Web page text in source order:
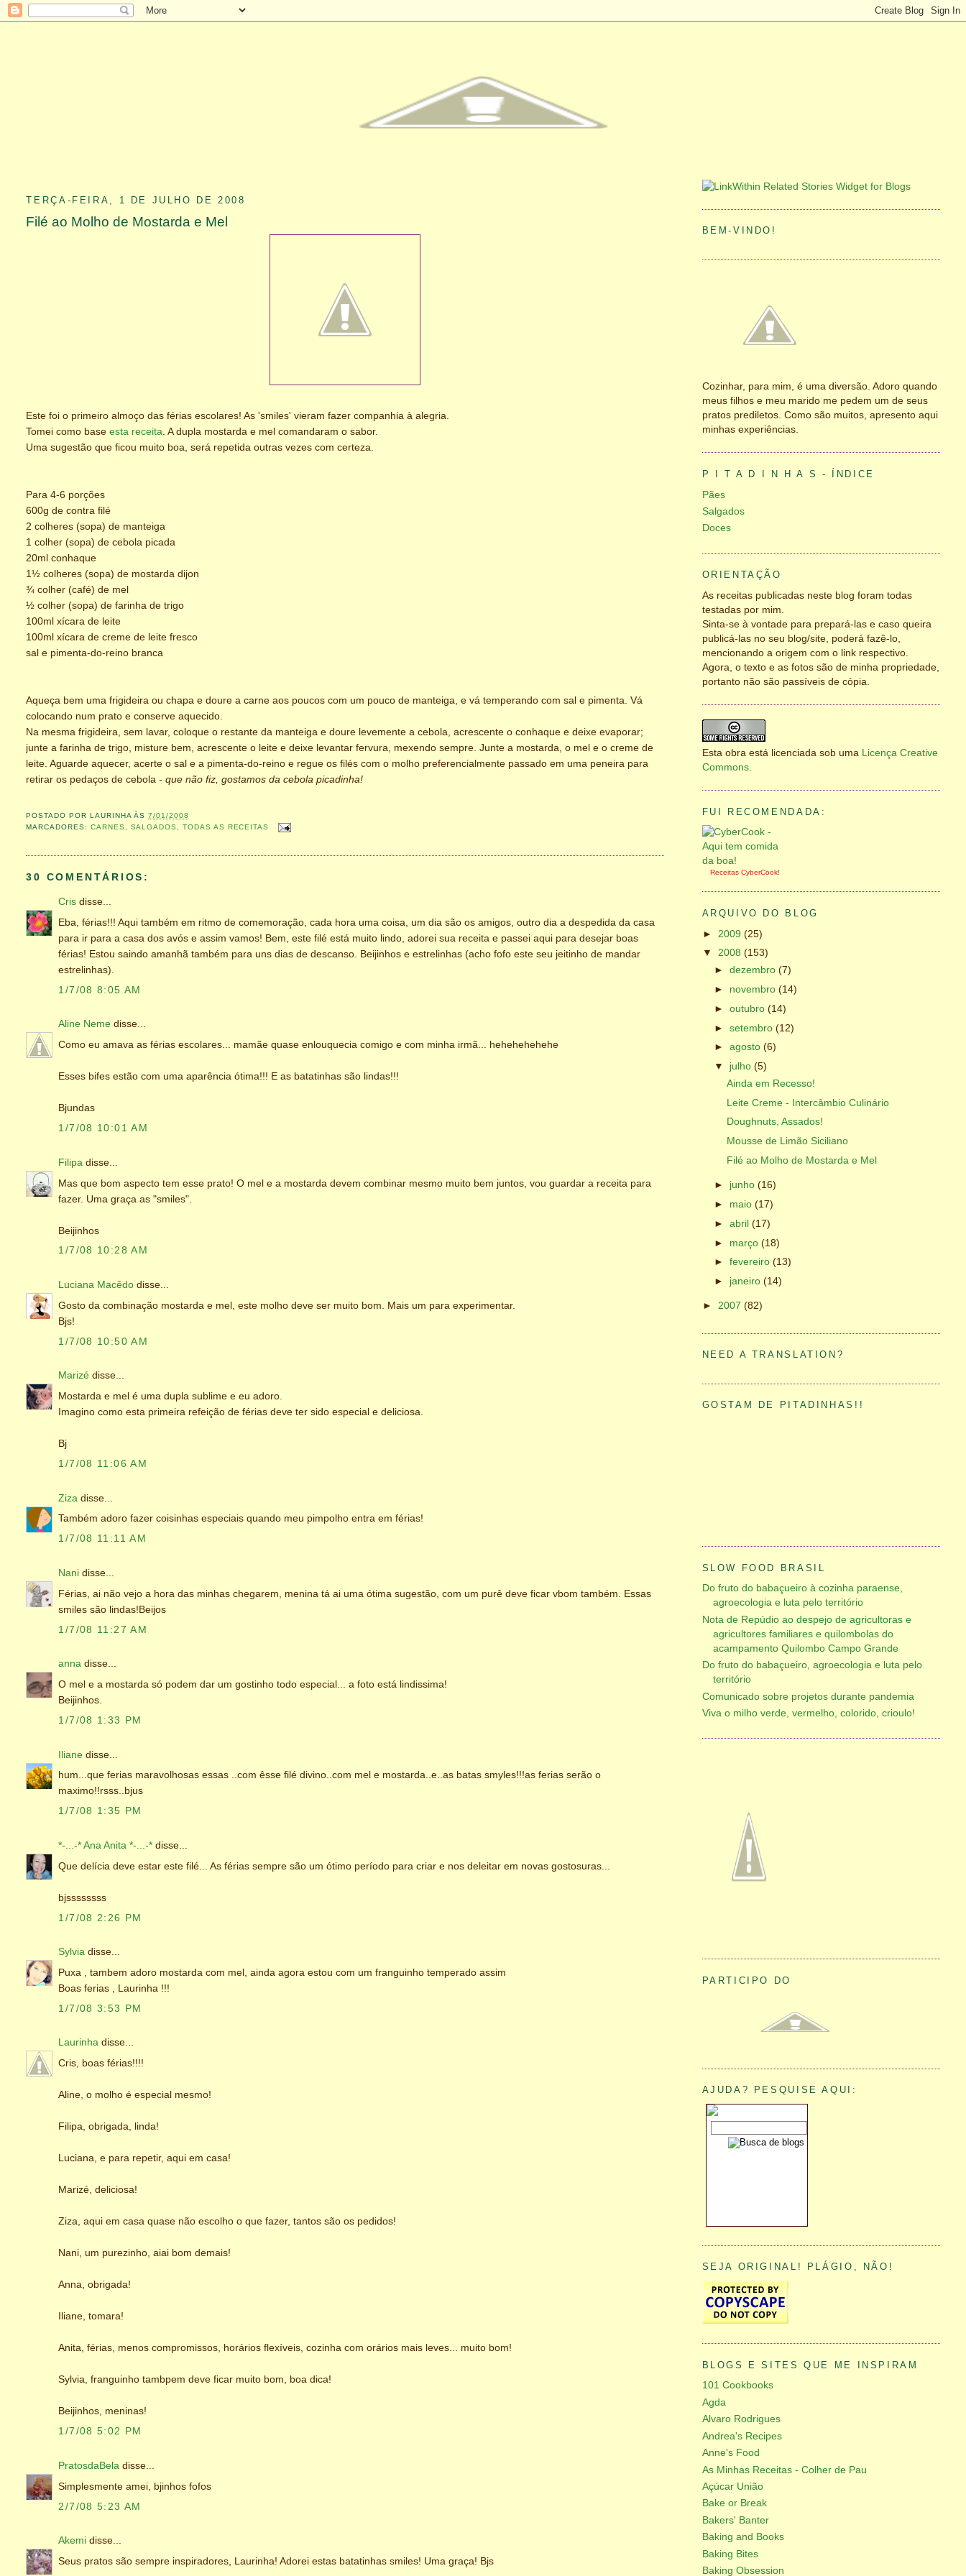
TERÇA-FEIRA, 1 DE JULHO DE 2008
Filé ao Molho de Mostarda e Mel
Este foi o primeiro almoço das férias escolares! As 'smiles' vieram fazer companhia à alegria.
Tomei como baseesta receita . A dupla mostarda e mel comandaram o sabor.
Uma sugestão que ficou muito boa, será repetida outras vezes com certeza.
Para 4-6 porções
600g de contra filé
2 colheres (sopa) de manteiga
1 colher (sopa) de cebola picada
20ml conhaque
1½ colheres (sopa) de mostarda dijon
¾ colher (café) de mel
½ colher (sopa) de farinha de trigo
100ml xícara de leite
100ml xícara de creme de leite fresco
sal e pimenta-do-reino branca
Aqueça bem uma frigideira ou chapa e doure a carne aos poucos com um pouco de manteiga, e vá temperando com sal e pimenta. Vá
colocando num prato e conserve aquecido.
Na mesma frigideira, sem lavar, coloque o restante da manteiga e doure levemente a cebola, acrescente o conhaque e deixe evaporar;
junte a farinha de trigo, misture bem, acrescente o leite e deixe levantar fervura, mexendo sempre. Junte a mostarda, o mel e o creme de
leite. Aguarde aquecer, acerte o sal e a pimenta-do-reino e regue os filés com o molho preferencialmente passado em uma peneira para
retirar os pedaços de cebola- que não fiz, gostamos da cebola picadinha!
POSTADO POR LAURINHA ÀS7/01/2008
MARCADORES: CARNES SALGADOS ,TODAS AS RECEITAS
30 COMENTÁRIOS:
Cris disse...
Eba, férias!!! Aqui também em ritmo de comemoração, cada hora uma coisa, um dia são os amigos, outro dia a despedida da casa
para ir para a casa dos avós e assim vamos! Bem, este filé está muito lindo, adorei sua receita e passei aqui para desejar boas
férias! Estou saindo amanhã também para uns dias de descanso. Beijinhos e estrelinhas (acho fofo este seu jeitinho de mandar
estrelinhas).
1/7/08 8:05 AM
Aline Neme disse...
Como eu amava as férias escolares... mamãe quase enlouquecia comigo e com minha irmã... hehehehehehe
Esses bifes estão com uma aparência ótima!!! E as batatinhas são lindas!!!
Bjundas
1/7/08 10:01 AM
Filipa disse...
Mas que bom aspecto tem esse prato! O mel e a mostarda devem combinar mesmo muito bem juntos, vou guardar a receita para
fazer. Uma graça as "smiles".
Beijinhos
1/7/08 10:28 AM
Luciana Macêdo disse...
Gosto da combinação mostarda e mel, este molho deve ser muito bom. Mais um para experimentar.
Bjs!
1/7/08 10:50 AM
Marizé disse...
Mostarda e mel é uma dupla sublime e eu adoro.
Imagino como esta primeira refeição de férias deve ter sido especial e deliciosa.
Bj
1/7/08 11:06 AM
Ziza disse...
Também adoro fazer coisinhas especiais quando meu pimpolho entra em férias!
1/7/08 11:11 AM
Nani disse...
Férias, ai não vejo a hora das minhas chegarem, menina tá ai uma ótima sugestão, com um purê deve ficar vbom também. Essas
smiles são lindas!Beijos
1/7/08 11:27 AM
anna disse...
O mel e a mostarda só podem dar um gostinho todo especial... a foto está lindissima!
Beijinhos.
1/7/08 1:33 PM
Iliane disse...
hum...que ferias maravolhosas essas ..com êsse filé divino..com mel e mostarda..e..as batas smyles!!!as ferias serão o
maximo!!rsss..bjus
1/7/08 1:35 PM
*-...-* Ana Anita *-...-* disse...
Que delícia deve estar este filé... As férias sempre são um ótimo período para criar e nos deleitar em novas gostosuras...
bjssssssss
1/7/08 2:26 PM
Sylvia disse...
Puxa , tambem adoro mostarda com mel, ainda agora estou com um franguinho temperado assim
Boas ferias , Laurinha !!!
1/7/08 3:53 PM
Laurinha disse...
Cris, boas férias!!!!
Aline, o molho é especial mesmo!
Filipa, obrigada, linda!
Luciana, e para repetir, aqui em casa!
Marizé, deliciosa!
Ziza, aqui em casa quase não escolho o que fazer, tantos são os pedidos!
Nani, um purezinho, aiai bom demais!
Anna, obrigada!
Iliane, tomara!
Anita, férias, menos compromissos, horários flexíveis, cozinha com orários mais leves... muito bom!
Sylvia, franguinho tambpem deve ficar muito bom, boa dica!
Beijinhos, meninas!
1/7/08 5:02 PM
PratosdaBela disse...
Simplesmente amei, bjinhos fofos
2/7/08 5:23 AM
Akemi disse...
Seus pratos são sempre inspiradores, Laurinha! Adorei estas batatinhas smiles! Uma graça! Bjs
BEM-VINDO!
Cozinhar, para mim, é uma diversão. Adoro quando
meus filhos e meu marido me pedem um de seus
pratos prediletos. Como são muitos, apresento aqui
minhas experiências.
P I T A D I N H A S - ÍNDICE
Pães
Salgados
Doces
ORIENTAÇÃO
As receitas publicadas neste blog foram todas
testadas por mim.
Sinta-se à vontade para prepará-las e caso queira
publicá-las no seu blog/site, poderá fazê-lo,
mencionando a origem com o link respectivo.
Agora, o texto e as fotos são de minha propriedade,
portanto não são passíveis de cópia.
Esta obra está licenciada sob uma Licença Creative
Commons.
FUI RECOMENDADA:
Receitas CyberCook!
ARQUIVO DO BLOG
► 2009 (25)
▼ 2008 (153)
►dezembro (7)
► novembro (14)
►outubro (14)
►setembro (12)
►agosto (6)
▼ julho (5)
Ainda em Recesso!
Leite Creme - Intercâmbio Culinário
Doughnuts, Assados!
Mousse de Limão Siciliano
Filé ao Molho de Mostarda e Mel
► junho (16)
► maio (17)
►abril (17)
► março (18)
►fevereiro (13)
► janeiro (14)
► 2007 (82)
NEED A TRANSLATION?
GOSTAM DE PITADINHAS!!
SLOW FOOD BRASIL
Do fruto do babaçueiro à cozinha paraense,
agroecologia e luta pelo território
Nota de Repúdio ao despejo de agricultoras e
agricultores familiares e quilombolas do
acampamento Quilombo Campo Grande
Do fruto do babaçueiro, agroecologia e luta pelo
território
Comunicado sobre projetos durante pandemia
Viva o milho verde, vermelho, colorido, crioulo!
PARTICIPO DO
AJUDA? PESQUISE AQUI:
SEJA ORIGINAL! PLÁGIO, NÃO!
BLOGS E SITES QUE ME INSPIRAM
101 Cookbooks
Agda
Alvaro Rodrigues
Andrea's Recipes
Anne's Food
As Minhas Receitas - Colher de Pau
Açúcar União
Bake or Break
Bakers' Banter
Baking and Books
Baking Bites
Baking Obsession